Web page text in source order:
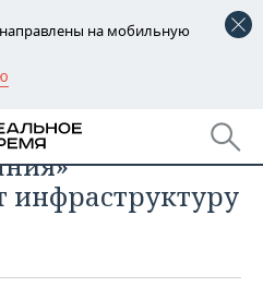
на мобильную
АО
инфраструктуру